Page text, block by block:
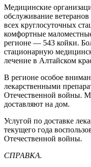
Медицинские
обслуживание
всех круглосуточных
комфортные
регионе — 543 койки.
стационарную
лечение в Алтайском
В регионе особое
лекарственными
Отечественной войны.
доставляют на дом.
Услугой по доставке
текущего года
Отечественной войны.
СПРАВКА.